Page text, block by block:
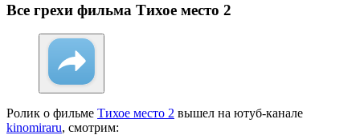
Все грехи фильма Тихое место 2
Ролик о фильме Тихое место 2 вышел на ютуб-канале
kinomiraru, смотрим: